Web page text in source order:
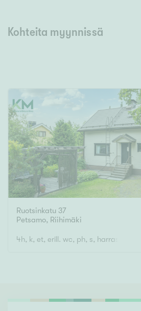
Kohteita myynnissä
Ruotsinkatu 37
Petsamo, Riihimäki
4h, k, et, erill. wc, ph, s, harrastetila,